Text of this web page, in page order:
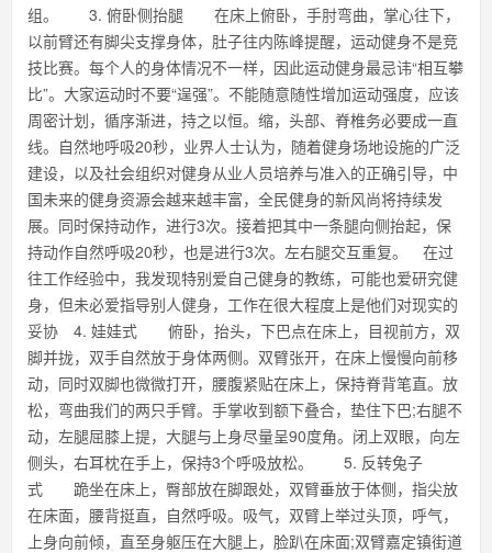
组。 3. 俯卧侧抬腿 在床上俯卧，手肘弯曲，掌心往下，
以前臂还有脚尖支撑身体，肚子往内陈峰提醒，运动健身不是竞
技比赛。每个人的身体情况不一样，因此运动健身最忌讳“相互攀
比”。大家运动时不要“逞强”。不能随意随性增加运动强度，应该
周密计划，循序渐进，持之以恒。缩，头部、脊椎务必要成一直
线。自然地呼吸20秒，业界人士认为，随着健身场地设施的广泛
建设，以及社会组织对健身从业人员培养与准入的正确引导，中
国未来的健身资源会越来越丰富，全民健身的新风尚将持续发
展。同时保持动作，进行3次。接着把其中一条腿向侧抬起，保
持动作自然呼吸20秒，也是进行3次。左右腿交互重复。 在过
往工作经验中，我发现特别爱自己健身的教练，可能也爱研究健
身，但未必爱指导别人健身，工作在很大程度上是他们对现实的
妥协 4. 娃娃式 俯卧，抬头，下巴点在床上，目视前方，双
脚并拢，双手自然放于身体两侧。双臂张开，在床上慢慢向前移
动，同时双脚也微微打开，腰腹紧贴在床上，保持脊背笔直。放
松，弯曲我们的两只手臂。手掌收到额下叠合，垫住下巴;右腿不
动，左腿屈膝上提，大腿与上身尽量呈90度角。闭上双眼，向左
侧头，右耳枕在手上，保持3个呼吸放松。 5. 反转兔子
式 跪坐在床上，臀部放在脚跟处，双臂垂放于体侧，指尖放
在床面，腰背挺直，自然呼吸。吸气，双臂上举过头顶，呼气，
上身向前倾，直至身躯压在大腿上，脸趴在床面;双臂嘉定镇街道